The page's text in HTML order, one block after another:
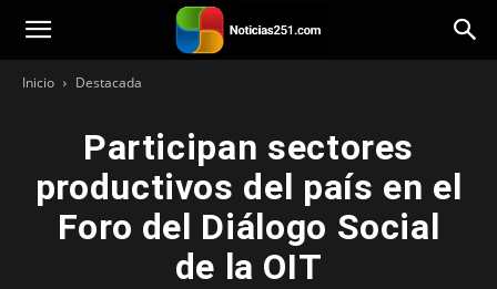
Noticias251
Inicio Destacada
Participan sectores
productivos del país en el
Foro del Diálogo Social
de la OIT